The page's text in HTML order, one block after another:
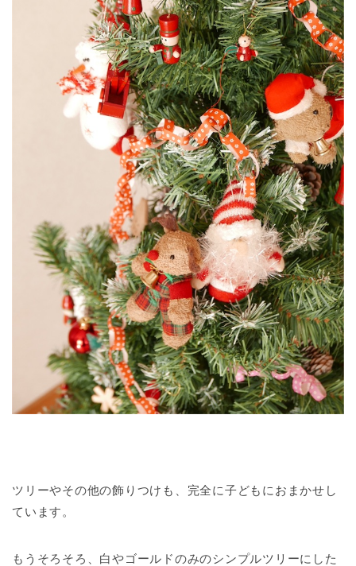
ツリーやその他の飾りつけも、完全に子どもにおまかせし
ています。
もうそろそろ、白やゴールドのみのシンプルツリーにした